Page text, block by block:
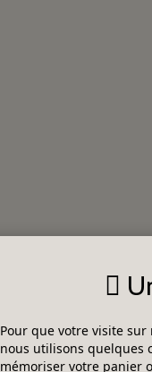
Pour que votre visite
nous utilisons quelques
mémoriser votre panier